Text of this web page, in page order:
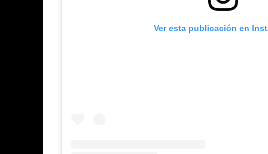
Ver esta publicación en